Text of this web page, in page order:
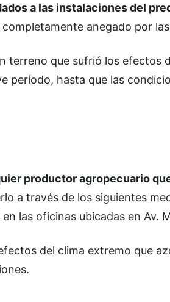
a las instalaciones del
anegado por
terreno que sufrió los efectos
período, hasta que las
productor agropecuario
a través de los siguientes
las oficinas ubicadas en Av.
del clima extremo que